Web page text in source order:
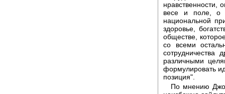
нравственности,
весе и поле, о
национальной
здоровье,
обществе,
со всеми
сотрудничества
различными
формулировать
позиция".
По мнению